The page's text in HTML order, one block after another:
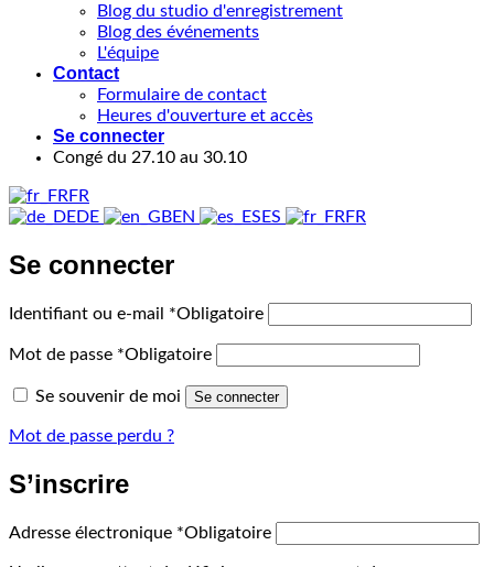
Blog du studio d'enregistrement
Blog des événements
L'équipe
Contact
Formulaire de contact
Heures d'ouverture et accès
Se connecter
Congé du 27.10 au 30.10
FR
DE
EN ES FR
Se connecter
Identifiant ou e-mail *Obligatoire
Mot de passe *Obligatoire
Se souvenir de moi Se connecter
Mot de passe perdu ?
S’inscrire
Adresse électronique *Obligatoire